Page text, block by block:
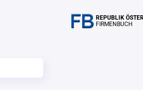
REPUBLIK
FIRMENBUCH